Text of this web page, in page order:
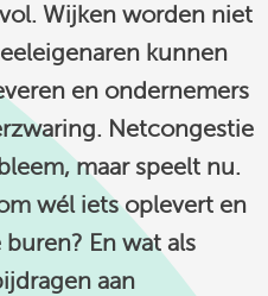
Wijken worden niet
kunnen
en ondernemers
Netcongestie
maar speelt nu.
wél iets oplevert en
En wat als
aan